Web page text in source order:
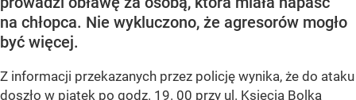
na chłopca. Nie wykluczono, że agresorów mogło
być więcej.
Z informacji przekazanych przez policję wynika, że do ataku
doszło w piątek po godz. 19. 00 przy ul. Księcia Bolka